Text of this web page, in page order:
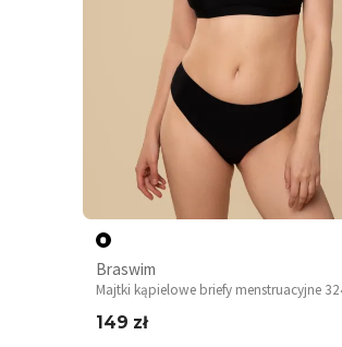
Braswim
Majtki kąpielowe briefy menstruacyjne
149 zł